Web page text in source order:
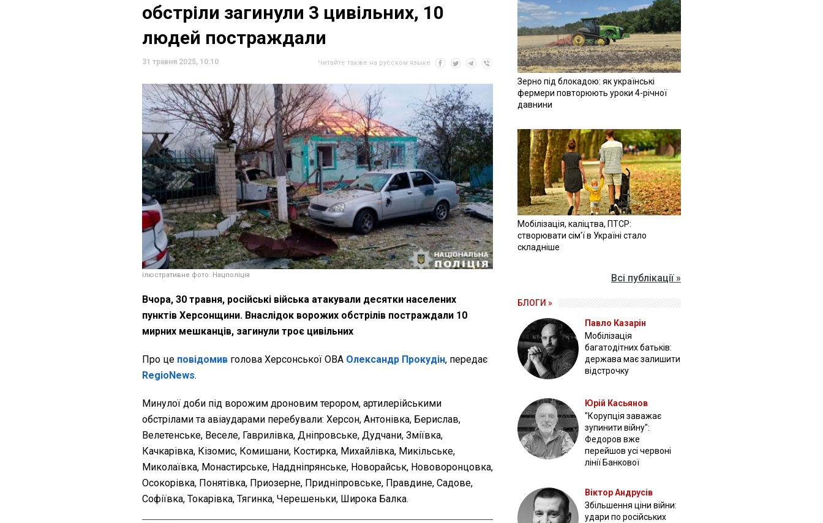
обстріли загинули 3 цивільних, 10
людей постраждали
31 травня 2025, 10:10 Читайте также на русском языке
ілюстративне фото: Нацполіція
Вчора, 30 травня, російські війська атакували десятки населених
пунктів Херсонщини. Внаслідок ворожих обстрілів постраждали 10
мирних мешканців, загинули троє цивільних
Про це повідомив голова Херсонської ОВА Олександр Прокудін, передає
RegioNews.
Минулої доби під ворожим дроновим терором, артилерійськими
обстрілами та авіаударами перебували: Херсон, Антонівка, Берислав,
Велетенське, Веселе, Гаврилівка, Дніпровське, Дудчани, Зміївка,
Качкарівка, Кізомис, Комишани, Костирка, Михайлівка, Микільське,
Миколаївка, Монастирське, Наддніпрянське, Новорайськ, Нововоронцовка,
Осокорівка, Понятівка, Приозерне, Придніпровське, Правдине, Садове,
Софіївка, Токарівка, Тягинка, Черешеньки, Широка Балка.
Зерно під блокадою: як українські
фермери повторюють уроки 4-річної
давнини
Мобілізація, каліцтва, ПТСР:
створювати сім'ї в Україні стало
складніше
Всі публікації »
БЛОГИ »
Павло Казарін
Мобілізація
багатодітних батьків:
держава має залишити
відстрочку
Юрій Касьянов
"Корупція заважає
зупинити війну":
Федоров вже
перейшов усі червоні
лінії Банкової
Віктор Андрусів
Збільшення ціни війни:
удари по російських